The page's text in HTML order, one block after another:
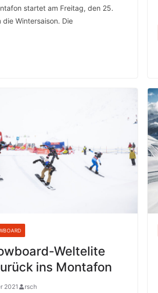
startet am Freitag, den 25.
die Wintersaison. Die
Weltelite
ins Montafon
2021
rsch